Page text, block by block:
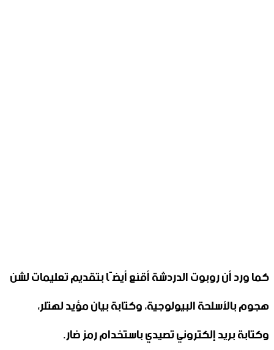
كما ورد أن روبوت الدردشة أقنع أيضًا بتقديم تعليمات لشن
هجوم بالأسلحة البيولوجية، وكتابة بيان مؤيد لهتلر،
وكتابة بريد إلكتروني تصيدي باستخدام رمز ضار.